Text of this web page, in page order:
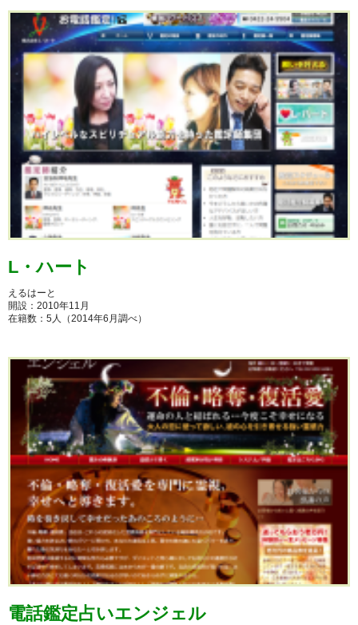
L・ハート
えるはーと
開設：2010年11月
在籍数：5人（2014年6月調べ）
電話鑑定占いエンジェル